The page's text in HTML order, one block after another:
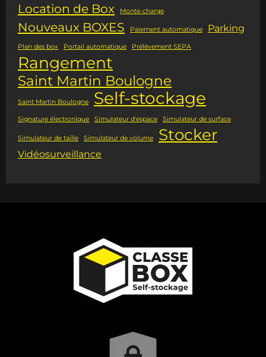
Location de Box Monte-charge
Nouveaux BOXES Paiement automatique Parking
Plan des box Portail automatique Prélèvement SEPA
Rangement
Saint Martin Boulogne
Saint Martin Boulogne Self-stockage
Signature électronique Simulateur d'espace Simulateur de surface
Simulateur de taille Simulateur de volume Stocker
Vidéosurveillance